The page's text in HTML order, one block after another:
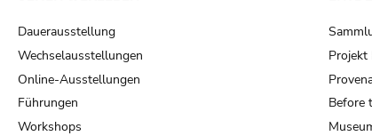
Dauerausstellung
Wechselausstellungen
Online-Ausstellungen
Führungen
Workshops
Projekt
Before